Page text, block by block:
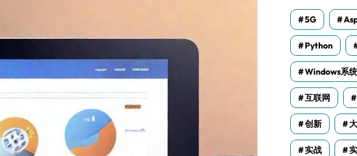
5G
Python
Windows系统
互联网
创新
实战